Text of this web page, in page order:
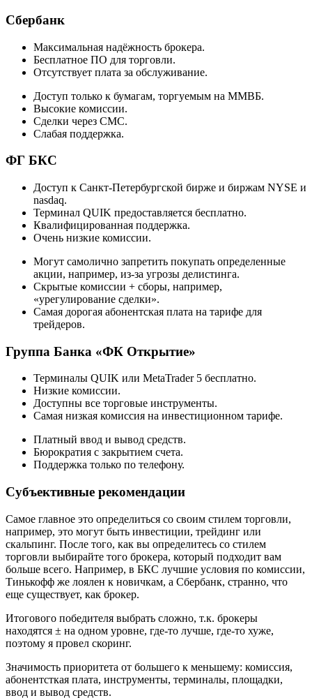
Сбербанк
Максимальная надёжность брокера.
Бесплатное ПО для торговли.
Отсутствует плата за обслуживание.
Доступ только к бумагам, торгуемым на ММВБ.
Высокие комиссии.
Сделки через СМС.
Слабая поддержка.
ФГ БКС
Доступ к Санкт-Петербургской бирже и биржам NYSE и
nasdaq.
Терминал QUIK предоставляется бесплатно.
Квалифицированная поддержка.
Очень низкие комиссии.
Могут самолично запретить покупать определенные
акции, например, из-за угрозы делистинга.
Скрытые комиссии + сборы, например,
«урегулирование сделки».
Самая дорогая абонентская плата на тарифе для
трейдеров.
Группа Банка «ФК Открытие»
Терминалы QUIK или MetaTrader 5 бесплатно.
Низкие комиссии.
Доступны все торговые инструменты.
Самая низкая комиссия на инвестиционном тарифе.
Платный ввод и вывод средств.
Бюрократия с закрытием счета.
Поддержка только по телефону.
Субъективные рекомендации
Самое главное это определиться со своим стилем торговли,
например, это могут быть инвестиции, трейдинг или
скальпинг. После того, как вы определитесь со стилем
торговли выбирайте того брокера, который подходит вам
больше всего. Например, в БКС лучшие условия по комиссии,
Тинькофф же лоялен к новичкам, а Сбербанк, странно, что
еще существует, как брокер.
Итогового победителя выбрать сложно, т.к. брокеры
находятся ± на одном уровне, где-то лучше, где-то хуже,
поэтому я провел скоринг.
Значимость приоритета от большего к меньшему: комиссия,
абонентсткая плата, инструменты, терминалы, площадки,
ввод и вывод средств.